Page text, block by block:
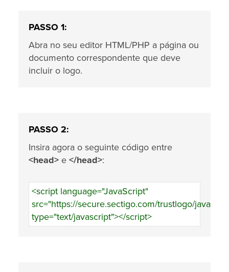
PASSO 1:
Abra no seu editor HTML/PHP a página ou
documento correspondente que deve
incluir o logo.
PASSO 2:
Insira agora o seguinte código entre
<head> e </head>:
<script language="JavaScript"
src="https://secure.sectigo.com/trustlogo/
type="text/javascript"></script>